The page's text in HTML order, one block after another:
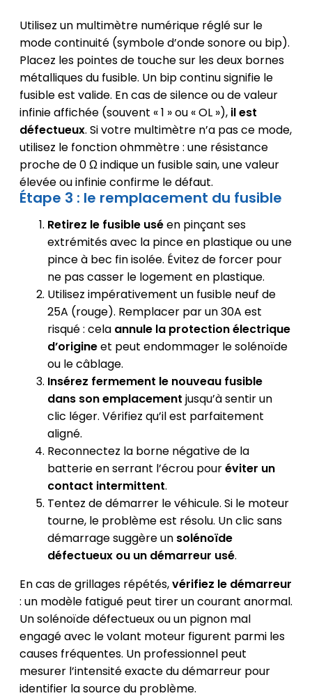
Utilisez un multimètre numérique réglé sur le
mode continuité (symbole d’onde sonore ou bip).
Placez les pointes de touche sur les deux bornes
métalliques du fusible. Un bip continu signifie le
fusible est valide. En cas de silence ou de valeur
infinie affichée (souvent « 1 » ou « OL »), il est
défectueux. Si votre multimètre n’a pas ce mode,
utilisez le fonction ohmmètre : une résistance
proche de 0 Ω indique un fusible sain, une valeur
élevée ou infinie confirme le défaut.
Étape 3 : le remplacement du fusible
Retirez le fusible uséen pinçant ses
extrémités avec la pince en plastique ou une
pince à bec fin isolée. Évitez de forcer pour
ne pas casser le logement en plastique.
Utilisez impérativement un fusible neuf de
25A (rouge). Remplacer par un 30A est
risqué : cela annule la protection électrique
d’origineet peut endommager le solénoïde
ou le câblage.
Insérez fermement le nouveau fusible
dans son emplacement jusqu’à sentir un
clic léger. Vérifiez qu’il est parfaitement
aligné.
Reconnectez la borne négative de la
batterie en serrant l’écrou pouréviter un
contact intermittent.
Tentez de démarrer le véhicule. Si le moteur
tourne, le problème est résolu. Un clic sans
démarrage suggère un solénoïde
défectueux ou un démarreur usé.
En cas de grillages répétés,vérifiez le démarreur
: un modèle fatigué peut tirer un courant anormal.
Un solénoïde défectueux ou un pignon mal
engagé avec le volant moteur figurent parmi les
causes fréquentes. Un professionnel peut
mesurer l’intensité exacte du démarreur pour
identifier la source du problème.